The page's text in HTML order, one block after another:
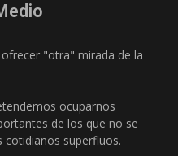
"otra" mirada de la
ocuparnos
de los que no se
cotidianos superfluos.